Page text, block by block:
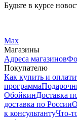
Будьте в курсе
Max
Магазины
Адреса магазинов
Покупателю
Как купить и
программа
ОбойкинДоставка
доставка по России
к консультантуЧто-